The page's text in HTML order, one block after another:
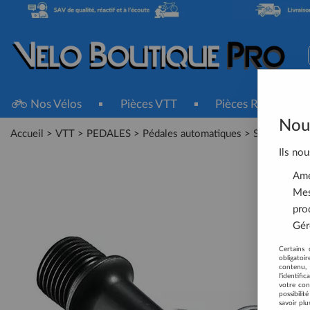
Nos Vélos Pièces VTT Pièces Route
Accueil > VTT > PEDALES > Pédales automatiques > SHIMANO
Ils
Certains
contenu,
votre
savoir